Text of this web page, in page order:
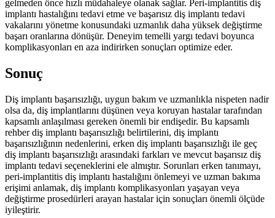
gelmeden önce hızlı müdahaleye olanak sağlar. Peri-implantitis diş
implantı hastalığını tedavi etme ve başarısız diş implantı tedavi
vakalarını yönetme konusundaki uzmanlık daha yüksek değiştirme
başarı oranlarına dönüşür. Deneyim temelli yargı tedavi boyunca
komplikasyonları en aza indirirken sonuçları optimize eder.
Sonuç
Diş implantı başarısızlığı, uygun bakım ve uzmanlıkla nispeten nadir
olsa da, diş implantlarını düşünen veya koruyan hastalar tarafından
kapsamlı anlaşılması gereken önemli bir endişedir. Bu kapsamlı
rehber diş implantı başarısızlığı belirtilerini, diş implantı
başarısızlığının nedenlerini, erken diş implantı başarısızlığı ile geç
diş implantı başarısızlığı arasındaki farkları ve mevcut başarısız diş
implantı tedavi seçeneklerini ele almıştır. Sorunları erken tanımayı,
peri-implantitis diş implantı hastalığını önlemeyi ve uzman bakıma
erişimi anlamak, diş implantı komplikasyonları yaşayan veya
değiştirme prosedürleri arayan hastalar için sonuçları önemli ölçüde
iyileştirir.